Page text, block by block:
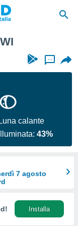
...
Luna calante
Illuminata:43%
7 agosto
Installa